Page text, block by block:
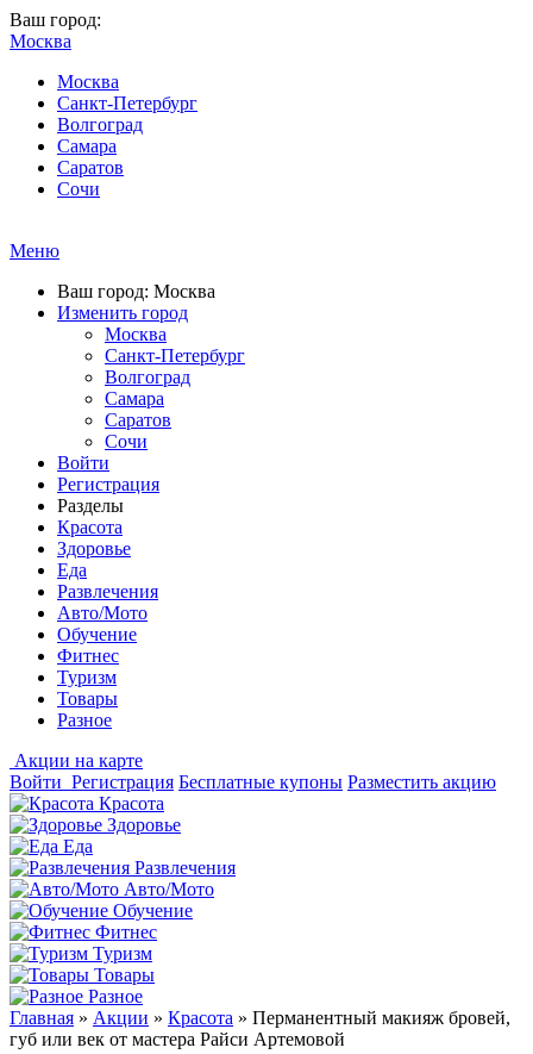
Ваш город:
Москва
Москва
Санкт-Петербург
Волгоград
Самара
Саратов
Сочи
Меню
Ваш город: Москва
Изменить город
Москва
Санкт-Петербург
Волгоград
Самара
Саратов
Сочи
Войти
Регистрация
Разделы
Красота
Здоровье
Еда
Развлечения
Авто/Мото
Обучение
Фитнес
Туризм
Товары
Разное
Акции на карте
Войти Регистрация Бесплатные купоны Разместить акцию
Красота
Здоровье
Еда
Развлечения
Авто/Мото
Обучение
Фитнес
Туризм
Товары
Разное
Главная » Акции » Красота » Перманентный макияж бровей,
губ или век от мастера Райси Артемовой